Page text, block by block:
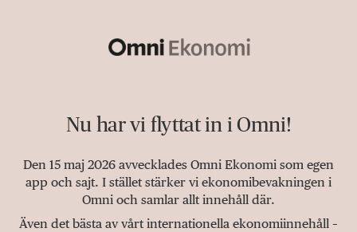
Nu har vi flyttat in i Omni!
Den 15 maj 2026 avvecklades Omni Ekonomi som egen
app och sajt. I stället stärker vi ekonomibevakningen i
Omni och samlar allt innehåll där.
Även det bästa av vårt internationella ekonomiinnehåll –